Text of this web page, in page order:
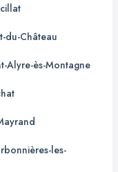
du-Château
Alyre-ès-Montagne
les-